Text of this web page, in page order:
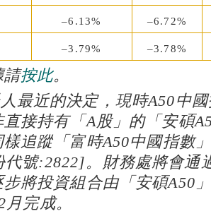
–6.13% –6.72%
–3.79% –3.78%
請按此。
最近的決定，現時A50中
直接持有「A股」的「安碩
追蹤「富時A50中國指數
代號:2822]。財務處將會通
步將投資組合由「安碩A50
完成。